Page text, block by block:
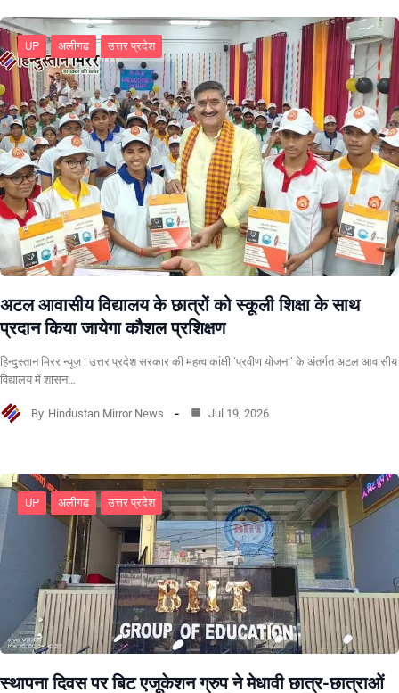
UP अलीगढ उत्तर प्रदेश
अटल आवासीय विद्यालय के छात्रों को स्कूली शिक्षा के साथ
प्रदान किया जायेगा कौशल प्रशिक्षण
हिन्दुस्तान मिरर न्यूज़ : उत्तर प्रदेश सरकार की महत्वाकांक्षी ‘प्रवीण योजना’ के अंतर्गत अटल आवासीय
विद्यालय में शासन…
By Hindustan Mirror News Jul 19, 2026
UP अलीगढ उत्तर प्रदेश
स्थापना दिवस पर बिट एजूकेशन ग्रुप ने मेधावी छात्र-छात्राओं